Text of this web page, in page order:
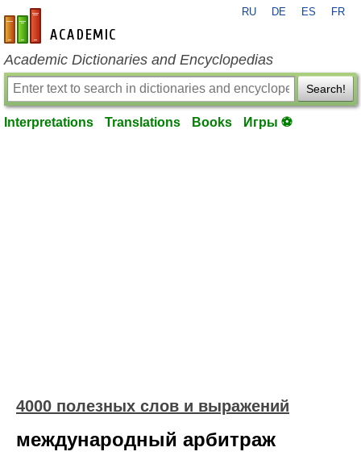
en-academic.com
RU DE ES FR
Academic Dictionaries and Encyclopedias
Search!
Interpretations Translations Books Игры ⚽
4000 полезных слов и выражений
международный арбитраж